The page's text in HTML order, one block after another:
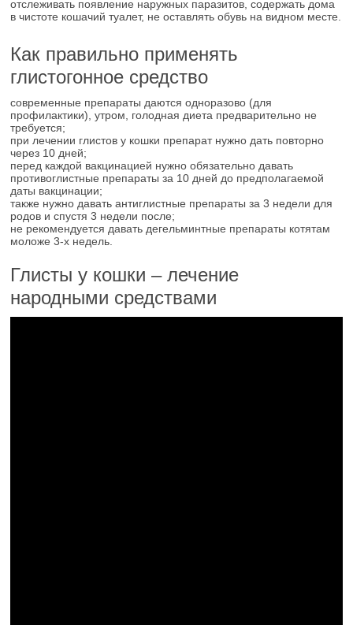
отслеживать появление наружных паразитов, содержать дома
в чистоте кошачий туалет, не оставлять обувь на видном месте.
Как правильно применять
глистогонное средство
современные препараты даются одноразово (для
профилактики), утром, голодная диета предварительно не
требуется;
при лечении глистов у кошки препарат нужно дать повторно
через 10 дней;
перед каждой вакцинацией нужно обязательно давать
противоглистные препараты за 10 дней до предполагаемой
даты вакцинации;
также нужно давать антиглистные препараты за 3 недели для
родов и спустя 3 недели после;
не рекомендуется давать дегельминтные препараты котятам
моложе 3-х недель.
Глисты у кошки – лечение
народными средствами